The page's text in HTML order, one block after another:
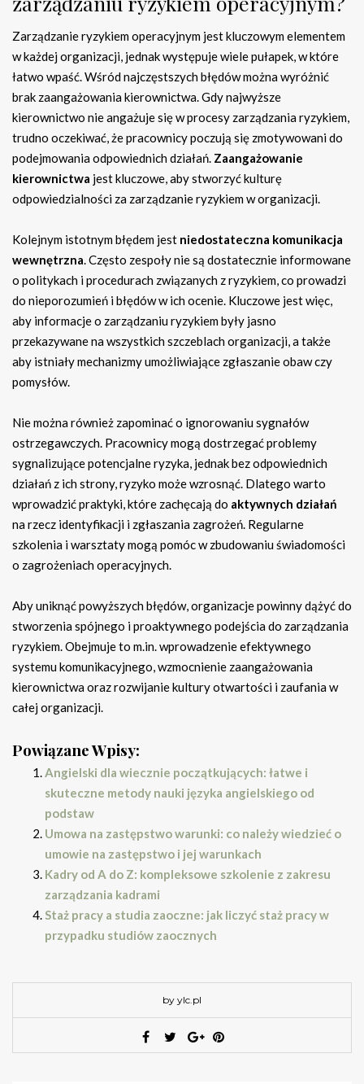
Zarządzanie ryzykiem operacyjnym jest kluczowym elementem
w każdej organizacji, jednak występuje wiele pułapek, w które
łatwo wpaść. Wśród najczęstszych błędów można wyróżnić
brak zaangażowania kierownictwa. Gdy najwyższe
kierownictwo nie angażuje się w procesy zarządzania ryzykiem,
trudno oczekiwać, że pracownicy poczują się zmotywowani do
podejmowania odpowiednich działań. Zaangażowanie
kierownictwa jest kluczowe, aby stworzyć kulturę
odpowiedzialności za zarządzanie ryzykiem w organizacji.
Kolejnym istotnym błędem jest niedostateczna komunikacja
wewnętrzna. Często zespoły nie są dostatecznie informowane
o politykach i procedurach związanych z ryzykiem, co prowadzi
do nieporozumień i błędów w ich ocenie. Kluczowe jest więc,
aby informacje o zarządzaniu ryzykiem były jasno
przekazywane na wszystkich szczeblach organizacji, a także
aby istniały mechanizmy umożliwiające zgłaszanie obaw czy
pomysłów.
Nie można również zapominać o ignorowaniu sygnałów
ostrzegawczych. Pracownicy mogą dostrzegać problemy
sygnalizujące potencjalne ryzyka, jednak bez odpowiednich
działań z ich strony, ryzyko może wzrosnąć. Dlatego warto
wprowadzić praktyki, które zachęcają do aktywnych działań
na rzecz identyfikacji i zgłaszania zagrożeń. Regularne
szkolenia i warsztaty mogą pomóc w zbudowaniu świadomości
o zagrożeniach operacyjnych.
Aby uniknąć powyższych błędów, organizacje powinny dążyć do
stworzenia spójnego i proaktywnego podejścia do zarządzania
ryzykiem. Obejmuje to m.in. wprowadzenie efektywnego
systemu komunikacyjnego, wzmocnienie zaangażowania
kierownictwa oraz rozwijanie kultury otwartości i zaufania w
całej organizacji.
Powiązane Wpisy:
Angielski dla wiecznie początkujących: łatwe i
skuteczne metody nauki języka angielskiego od
podstaw
Umowa na zastępstwo warunki: co należy wiedzieć o
umowie na zastępstwo i jej warunkach
Kadry od A do Z: kompleksowe szkolenie z zakresu
zarządzania kadrami
Staż pracy a studia zaoczne: jak liczyć staż pracy w
przypadku studiów zaocznych
by ylc.pl